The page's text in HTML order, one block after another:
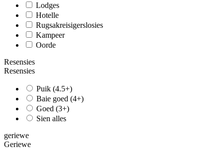
Lodges
Hotelle
Rugsakreisigerslosies
Kampeer
Oorde
Resensies
Resensies
Puik (4.5+)
Baie goed (4+)
Goed (3+)
Sien alles
geriewe
Geriewe